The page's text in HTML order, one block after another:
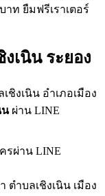
าท ยืมฟรีเราเตอร์
เนิน ระยอง
งเนิน อำเภอเมือง
นผ่าน LINE
รผ่าน LINE
ำบลเชิงเนิน เมือง